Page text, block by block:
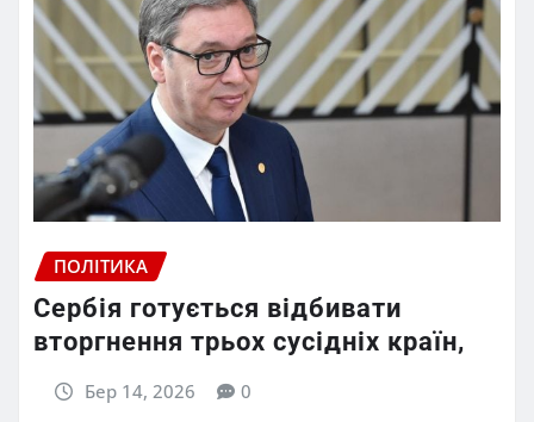
ПОЛІТИКА
Сербія готується відбивати
вторгнення трьох сусідніх країн,
Бер 14, 2026 0